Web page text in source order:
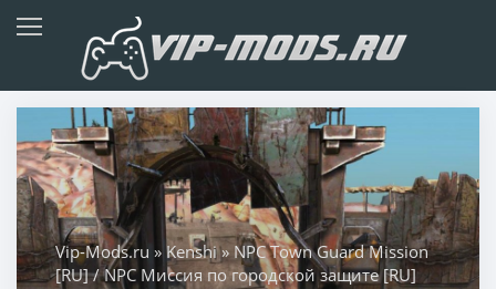
Vip-Mods.ru » Kenshi» NPC Town Guard Mission
[RU] / NPC Миссия по городской защите [RU]